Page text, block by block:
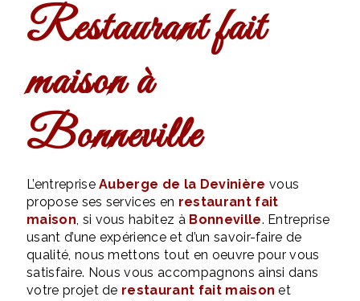
restaurant fait
maison à
Bonneville
L’entrepriseAuberge de la Devinière vous
propose ses services en restaurant fait
maison, si vous habitez à Bonneville. Entreprise
usant d’une expérience et d’un savoir-faire de
qualité, nous mettons tout en oeuvre pour vous
satisfaire. Nous vous accompagnons ainsi dans
votre projet de restaurant fait maison et